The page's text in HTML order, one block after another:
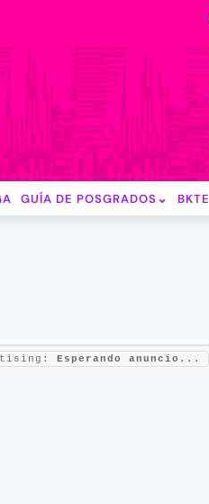
GUÍA DE POSGRADOS BKTE
Esperando anuncio...